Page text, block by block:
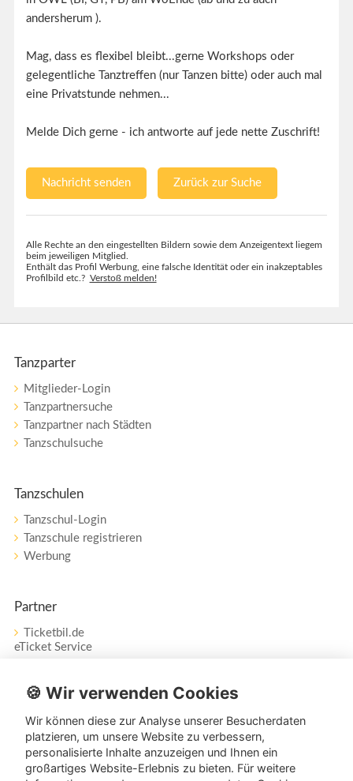
andersherum ).
Mag, dass es flexibel bleibt...gerne Workshops oder
gelegentliche Tanztreffen (nur Tanzen bitte) oder auch mal
eine Privatstunde nehmen...
Melde Dich gerne - ich antworte auf jede nette Zuschrift!
Nachricht senden Zurück zur Suche
Alle Rechte an den eingestellten Bildern sowie dem Anzeigentext liegem
beim jeweiligen Mitglied.
Enthält das Profil Werbung, eine falsche Identität oder ein inakzeptables
Profilbild etc.? Verstoß melden!
Tanzparter
Mitglieder-Login
Tanzpartnersuche
Tanzpartner nach Städten
Tanzschulsuche
Tanzschulen
Tanzschul-Login
Tanzschule registrieren
Werbung
Partner
Ticketbil.de
eTicket Service
Vertrag widerrufen
Service
Unser Tanzpartner-Service hilft Ihnen bei Fragen und
🍪 Wir verwenden Cookies
Wir können diese zur Analyse unserer Besucherdaten
platzieren, um unsere Website zu verbessern,
personalisierte Inhalte anzuzeigen und Ihnen ein
großartiges Website-Erlebnis zu bieten. Für weitere